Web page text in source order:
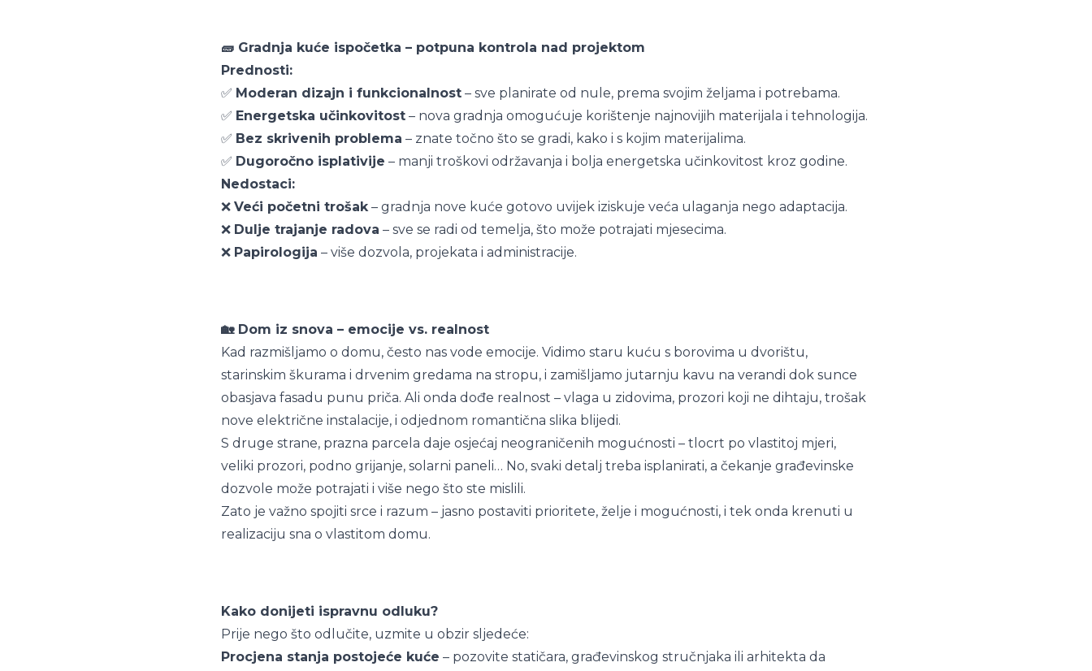
🧱 Gradnja kuće ispočetka – potpuna kontrola nad projektom
Prednosti:
✅ Moderan dizajn i funkcionalnost – sve planirate od nule, prema svojim željama i potrebama.
✅ Energetska učinkovitost – nova gradnja omogućuje korištenje najnovijih materijala i tehnologija.
✅ Bez skrivenih problema – znate točno što se gradi, kako i s kojim materijalima.
✅ Dugoročno isplativije – manji troškovi održavanja i bolja energetska učinkovitost kroz godine.
Nedostaci:
❌ Veći početni trošak– gradnja nove kuće gotovo uvijek iziskuje veća ulaganja nego adaptacija.
❌ Dulje trajanje radova – sve se radi od temelja, što može potrajati mjesecima.
❌ Papirologija – više dozvola, projekata i administracije.
🏡 Dom iz snova – emocije vs. realnost
Kad razmišljamo o domu, često nas vode emocije. Vidimo staru kuću s borovima u dvorištu,
starinskim škurama i drvenim gredama na stropu, i zamišljamo jutarnju kavu na verandi dok sunce
obasjava fasadu punu priča. Ali onda dođe realnost – vlaga u zidovima, prozori koji ne dihtaju, trošak
nove električne instalacije, i odjednom romantična slika blijedi.
S druge strane, prazna parcela daje osjećaj neograničenih mogućnosti – tlocrt po vlastitoj mjeri,
veliki prozori, podno grijanje, solarni paneli… No, svaki detalj treba isplanirati, a čekanje građevinske
dozvole može potrajati i više nego što ste mislili.
Zato je važno spojiti srce i razum – jasno postaviti prioritete, želje i mogućnosti, i tek onda krenuti u
realizaciju sna o vlastitom domu.
Kako donijeti ispravnu odluku?
Prije nego što odlučite, uzmite u obzir sljedeće:
Procjena stanja postojeće kuće – pozovite statičara, građevinskog stručnjaka ili arhitekta da